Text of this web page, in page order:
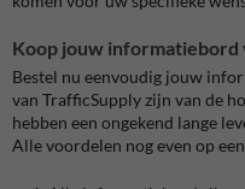
Koop jouw informatiebord
Bestel nu eenvoudig jouw
van TrafficSupply zijn van de
hebben een ongekend lange
Alle voordelen nog even op